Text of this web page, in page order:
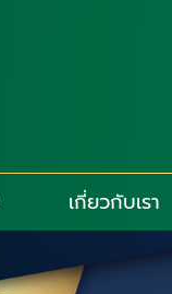
เกี่ยวกับเรา